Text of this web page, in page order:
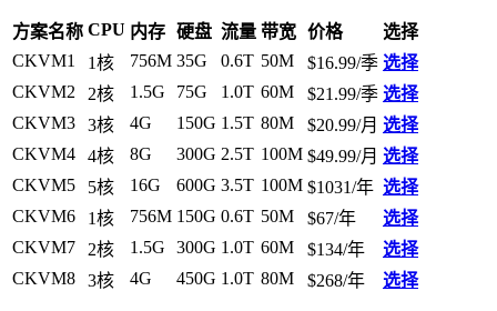
方案名称 CPU 内存 硬盘 流量 带宽 价格
选择
CKVM1
1核 756M 35G 0.6T 50M $16.99/季 选择
CKVM2
2核 1.5G 75G 1.0T 60M $21.99/季 选择
CKVM3
3核 4G 150G 1.5T 80M $20.99/月 选择
CKVM4
4核 8G 300G 2.5T 100M $49.99/月 选择
CKVM5
5核 16G 600G 3.5T 100M $1031/年 选择
CKVM6
1核 756M 150G 0.6T 50M $67/年
选择
CKVM7
2核 1.5G 300G 1.0T 60M $134/年
选择
CKVM8
3核 4G 450G 1.0T 80M $268/年 选择